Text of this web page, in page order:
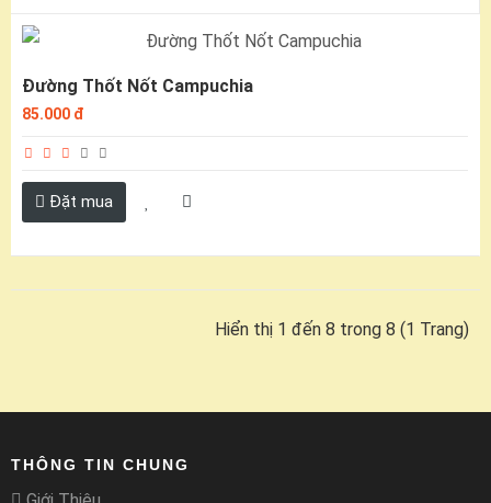
Đường Thốt Nốt Campuchia
85.000 đ
Đặt mua
Hiển thị 1 đến 8 trong 8 (1 Trang)
THÔNG TIN CHUNG